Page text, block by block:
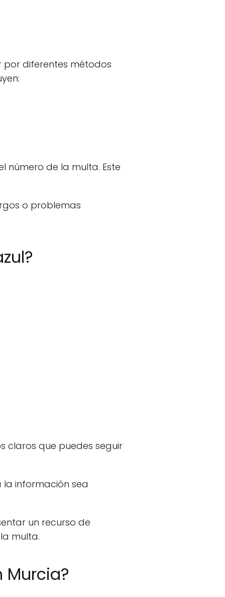
por diferentes métodos
número de la multa. Este
o problemas
claros que puedes seguir
información sea
un recurso de
multa.
Murcia?